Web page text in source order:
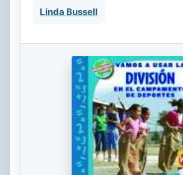
Linda Bussell